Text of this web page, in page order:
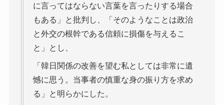
に言ってはならない言葉を言ったりする場合
もある」と批判し、「そのようなことは政治
と外交の根幹である信頼に損傷を与えるこ
と」とし、
「韓日関係の改善を望む私としては非常に遺
憾に思う。当事者の慎重な身の振り方を求め
る」と明らかにした。